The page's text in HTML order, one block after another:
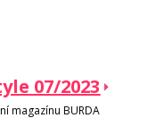
07/2023
magazínu BURDA